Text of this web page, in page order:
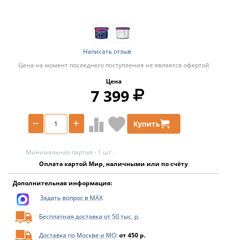
Написать отзыв
Цена на момент последнего поступления не является офертой
Цена
7 399
+
− Купить
Минимальная партия - 1 шт.
Оплата картой Мир, наличными или по счёту
Дополнительная информация:
Задать вопрос в MAX
Бесплатная доставка от 50 тыс. р.
Доставка по Москве и МО:от 450 р.